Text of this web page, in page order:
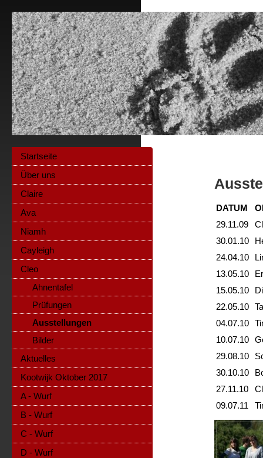
DATUM
29.11.09
30.01.10
24.04.10
13.05.10
15.05.10
22.05.10
04.07.10
10.07.10
29.08.10
30.10.10
27.11.10
09.07.11
Startseite
Über uns
Claire
Ava
Niamh
Cayleigh
Cleo
Ahnentafel
Prüfungen
Ausstellungen
Bilder
Aktuelles
Kootwijk Oktober 2017
A - Wurf
B - Wurf
C - Wurf
D - Wurf